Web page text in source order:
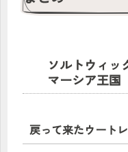
ソルトウィッ
マーシア王国
戻って来たウート